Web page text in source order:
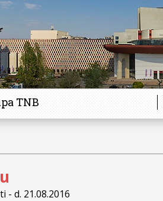
TNB
- d. 21.08.2016